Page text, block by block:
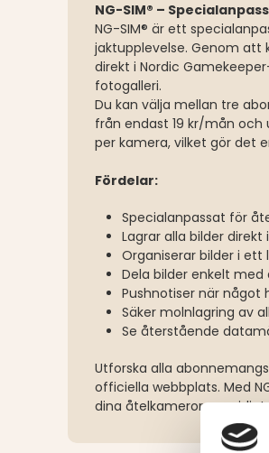
NG-SIM® –
NG-SIM® är ett
jaktupplevelse. Genom att
direkt i Nordic
fotogalleri.
Du kan välja mellan tre
från endast 19 kr/mån och
per kamera, vilket gör det
Fördelar:
Specialanpassat för
Lagrar alla bilder
Organiserar bilder i
Dela bilder enkelt med
Pushnotiser när något
Säker molnlagring av
Se återstående
Utforska alla
officiella webbplats. Med
dina åtelkameror –